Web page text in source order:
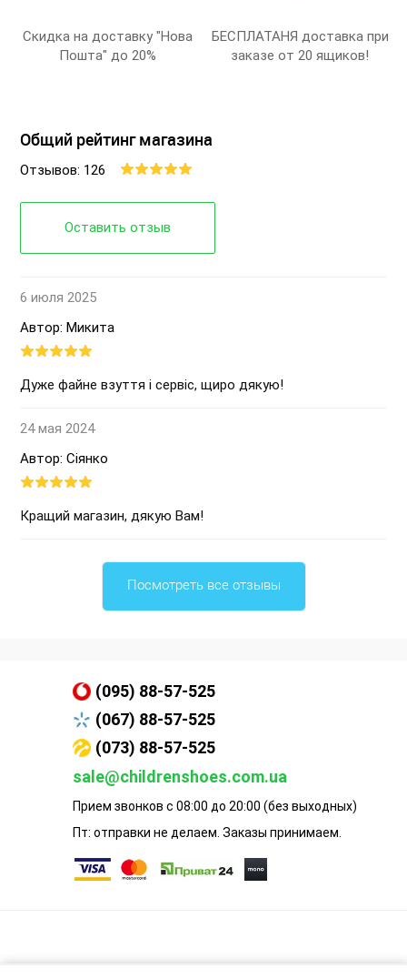
Скидка на доставку "Нова
Пошта" до 20%
БЕСПЛАТАНЯ доставка при
заказе от 20 ящиков!
Общий рейтинг магазина
Отзывов: 126
Оставить отзыв
6 июля 2025
Автор: Микита
Дуже файне взуття і сервіс, щиро дякую!
24 мая 2024
Автор: Сіянко
Кращий магазин, дякую Вам!
Посмотреть все отзывы
(095) 88-57-525
(067) 88-57-525
(073) 88-57-525
sale@childrenshoes.com.ua
Прием звонков с 08:00 до 20:00 (без выходных)
Пт: отправки не делаем. Заказы принимаем.